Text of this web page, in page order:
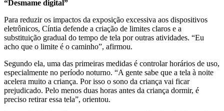
“Desmame digital”
Para reduzir os impactos da exposição excessiva aos dispositivos
eletrônicos, Cíntia defende a criação de limites claros e a
substituição gradual do tempo de tela por outras atividades. “Eu
acho que o limite é o caminho”, afirmou.
Segundo ela, uma das primeiras medidas é controlar horários de uso,
especialmente no período noturno. “A gente sabe que a tela à noite
acelera muito a criança. Por isso o sono da criança vai ficar
prejudicado. Pelo menos duas horas antes da criança dormir, é
preciso retirar essa tela”, orientou.